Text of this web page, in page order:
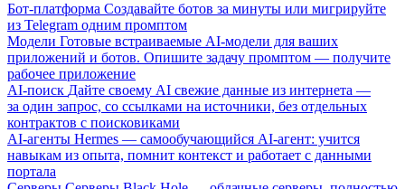
Бот-платформа Создавайте ботов за минуты или мигрируйте
из Telegram одним промптом
Модели Готовые встраиваемые AI-модели для ваших
приложений и ботов. Опишите задачу промптом — получите
рабочее приложение
AI-поиск Дайте своему AI свежие данные из интернета —
за один запрос, со ссылками на источники, без отдельных
контрактов с поисковиками
AI-агенты Hermes — самообучающийся AI-агент: учится
навыкам из опыта, помнит контекст и работает с данными
портала